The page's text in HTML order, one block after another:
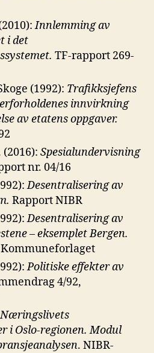
Innlemming av
i det
TF-rapport 269-
(1992): Trafikksjefens
innvirkning
av etatens oppgaver.
Spesialundervisning
nr. 04/16
Desentralisering av
Rapport NIBR
Desentralisering av
–eksemplet Bergen.
Politiske effekter av
4/92,
Næringslivets
i Oslo-regionen. Modul
. NIBR-